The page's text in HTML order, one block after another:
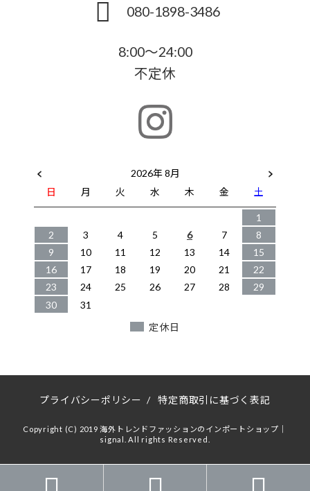
080-1898-3486
8:00～24:00
不定休
2026年 8月
日
月 火 水 木 金
土
1
2
3 4 5 6 7
8
9
10 11 12 13 14
15
16
17 18 19 20 21
22
23
24 25 26 27 28
29
30
31
定休日
プライバシーポリシー / 特定商取引に基づく表記
Copyright (C) 2019 海外トレンドファッションのインポートショップ｜
signal. All rights Reserved.